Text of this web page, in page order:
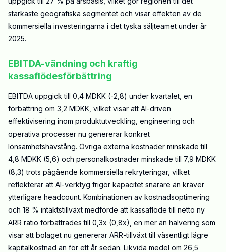
starkaste geografiska segmentet och visar effekten av de
kommersiella investeringarna i det tyska säljteamet under år
2025.
EBITDA-vändning och kraftig
kassaflödesförbättring
EBITDA uppgick till 0,4 MDKK (-2,8) under kvartalet, en
förbättring om 3,2 MDKK, vilket visar att AI-driven
effektivisering inom produktutveckling, engineering och
operativa processer nu genererar konkret
lönsamhetshävstång. Övriga externa kostnader minskade till
4,8 MDKK (5,6) och personalkostnader minskade till 7,9 MDKK
(8,3) trots pågående kommersiella rekryteringar, vilket
reflekterar att AI-verktyg frigör kapacitet snarare än kräver
ytterligare headcount. Kombinationen av kostnadsoptimering
och 18 % intäktstillväxt medförde att kassaflöde till netto ny
ARR ratio förbättrades till 0,3x (0,8x), en mer än halvering som
visar att bolaget nu genererar ARR-tillväxt till väsentligt lägre
kapitalkostnad än för ett år sedan. Likvida medel om 26,5